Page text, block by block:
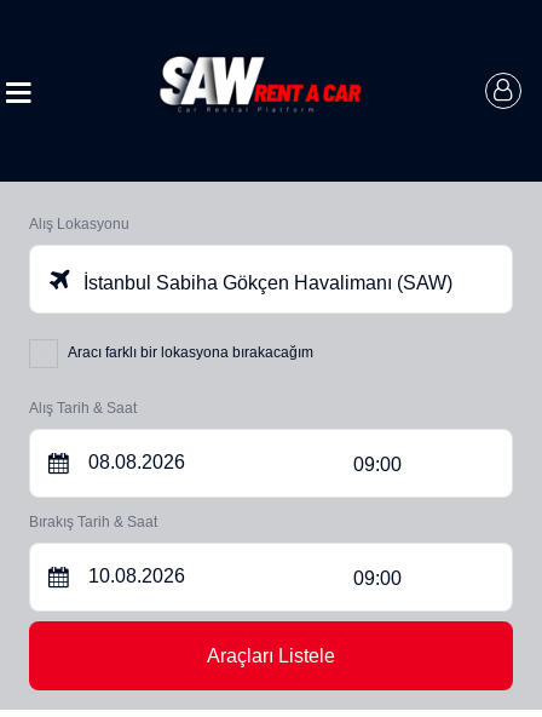
Alış Lokasyonu
İstanbul Sabiha Gökçen Havalimanı (SAW)
Aracı farklı bir lokasyona bırakacağım
Alış Tarih & Saat
09:00
Bırakış Tarih & Saat
09:00
Araçları Listele